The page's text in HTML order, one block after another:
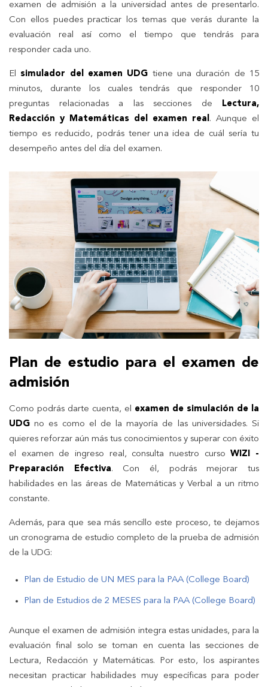
examen de admisión a la universidad antes de presentarlo.
Con ellos puedes practicar los temas que verás durante la
evaluación real así como el tiempo que tendrás para
responder cada uno.
El simulador del examen UDG tiene una duración de 15
minutos, durante los cuales tendrás que responder 10
preguntas relacionadas a las secciones de Lectura,
Redacción y Matemáticas del examen real. Aunque el
tiempo es reducido, podrás tener una idea de cuál sería tu
desempeño antes del día del examen.
Plan de estudio para el examen de
admisión
Como podrás darte cuenta, el examen de simulación de la
UDG no es como el de la mayoría de las universidades. Si
quieres reforzar aún más tus conocimientos y superar con éxito
el examen de ingreso real, consulta nuestro cursoWIZI -
Preparación Efectiva. Con él, podrás mejorar tus
habilidades en las áreas de Matemáticas y Verbal a un ritmo
constante.
Además, para que sea más sencillo este proceso, te dejamos
un cronograma de estudio completo de la prueba de admisión
de la UDG:
Plan de Estudio de UN MES para la PAA (College Board)
Plan de Estudios de 2 MESES para la PAA (College Board)
Aunque el examen de admisión integra estas unidades, para la
evaluación final solo se toman en cuenta las secciones de
Lectura, Redacción y Matemáticas. Por esto, los aspirantes
necesitan practicar habilidades muy específicas para poder